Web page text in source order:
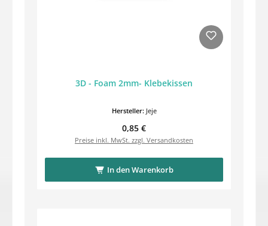
3D - Foam 2mm- Klebekissen
Hersteller: Jeje
Regulärer Preis:
0,85 €
Preise inkl. MwSt. zzgl. Versandkosten
In den Warenkorb